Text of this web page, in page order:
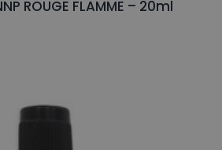
ROUGE FLAMME – 20ml